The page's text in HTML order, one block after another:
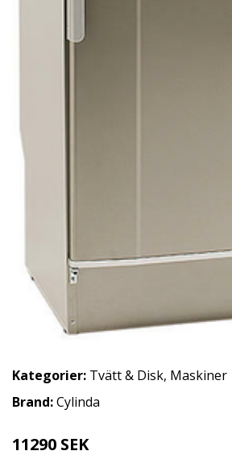
Kategorier: Tvätt & Disk, Maskiner
Brand:Cylinda
11290 SEK